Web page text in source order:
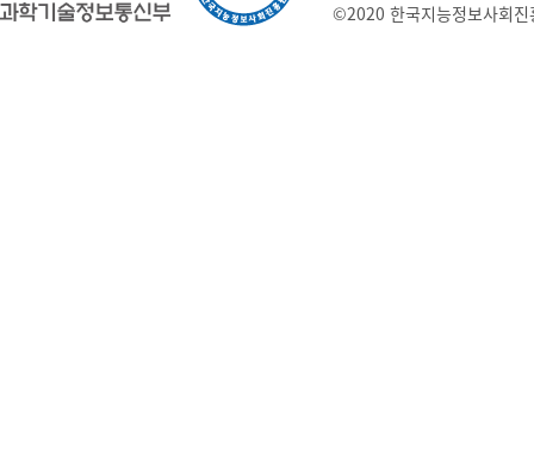
©2020 한국지능정보사회진